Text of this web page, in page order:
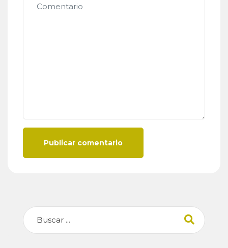
Publicar comentario
Buscar